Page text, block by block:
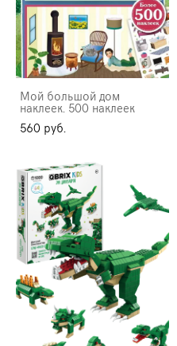
Мой большой дом
наклеек. 500 наклеек
560 pуб.